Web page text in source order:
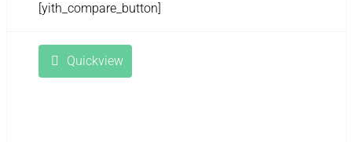
[yith_compare_button]
Quickview